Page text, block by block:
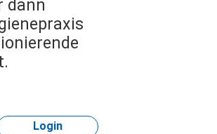
dann
Login